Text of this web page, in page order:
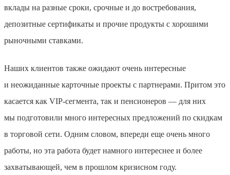
вклады на разные сроки, срочные и до востребования,
депозитные сертификаты и прочие продукты с хорошими
рыночными ставками.
Наших клиентов также ожидают очень интересные
и неожиданные карточные проекты с партнерами. Притом это
касается как VIP-сегмента, так и пенсионеров — для них
мы подготовили много интересных предложений по скидкам
в торговой сети. Одним словом, впереди еще очень много
работы, но эта работа будет намного интереснее и более
захватывающей, чем в прошлом кризисном году.